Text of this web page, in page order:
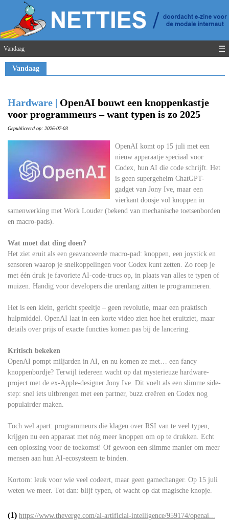
Vandaag ☰
Vandaag
Hardware | OpenAI bouwt een knoppenkastje
voor programmeurs – want typen is zo 2025
Gepubliceerd op: 2026-07-03
OpenAI komt op 15 juli met een
nieuw apparaatje speciaal voor
Codex, hun AI die code schrijft. Het
is geen supergeheim ChatGPT-
gadget van Jony Ive, maar een
vierkant doosje vol knoppen in
samenwerking met Work Louder (bekend van mechanische toetsenborden
en macro-pads).
Wat moet dat ding doen?
Het ziet eruit als een geavanceerde macro-pad: knoppen, een joystick en
sensoren waarop je snelkoppelingen voor Codex kunt zetten. Zo roep je
met één druk je favoriete AI-code-trucs op, in plaats van alles te typen of
muizen. Handig voor developers die urenlang zitten te programmeren.
Het is een klein, gericht speeltje – geen revolutie, maar een praktisch
hulpmiddel. OpenAI laat in een korte video zien hoe het eruitziet, maar
details over prijs of exacte functies komen pas bij de lancering.
Kritisch bekeken
OpenAI pompt miljarden in AI, en nu komen ze met… een fancy
knoppenbordje? Terwijl iedereen wacht op dat mysterieuze hardware-
project met de ex-Apple-designer Jony Ive. Dit voelt als een slimme side-
step: snel iets uitbrengen met een partner, buzz creëren en Codex nog
populairder maken.
Toch wel apart: programmeurs die klagen over RSI van te veel typen,
krijgen nu een apparaat met nóg meer knoppen om op te drukken. Echt
een oplossing voor de toekomst! Of gewoon een slimme manier om meer
mensen aan hun AI-ecosysteem te binden.
Kortom: leuk voor wie veel codeert, maar geen gamechanger. Op 15 juli
weten we meer. Tot dan: blijf typen, of wacht op dat magische knopje.
(1) https://www.theverge.com/ai-artificial-intelligence/959174/openai...